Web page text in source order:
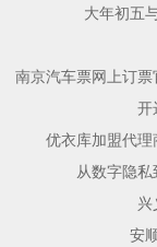
大年初五
南京汽车票网上订
开
优衣库加盟代
从数字隐
安